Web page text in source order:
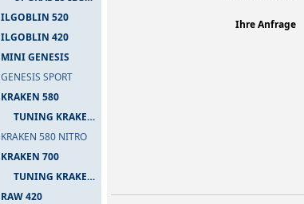
ILGOBLIN 520
ILGOBLIN 420
MINI GENESIS
GENESIS SPORT
KRAKEN 580
TUNING KRAKEN 580
KRAKEN 580 NITRO
KRAKEN 700
TUNING KRAKEN 700
RAW 420
Ihre Anfrage